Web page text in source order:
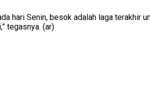
hari Senin, besok adalah laga terakhir
tegasnya. (ar)